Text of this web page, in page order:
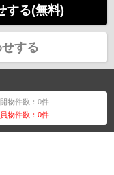
する(無料)
する
物件数：0件
物件数：0件